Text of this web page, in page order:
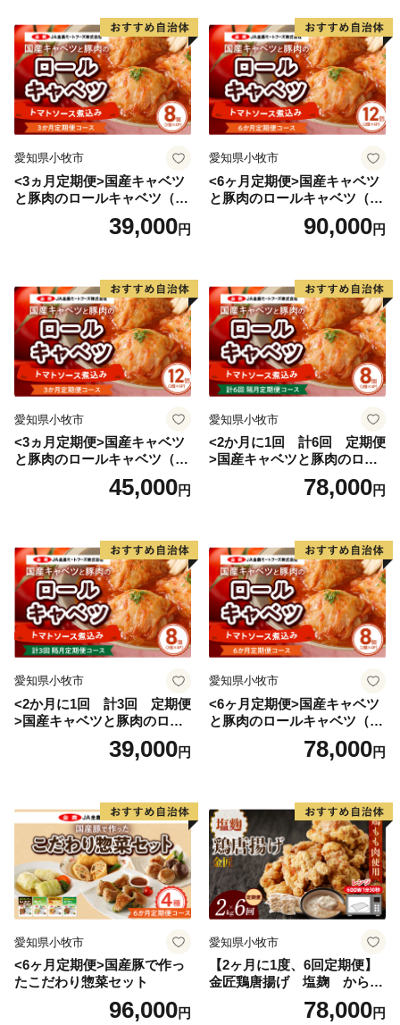
愛知県小牧市
<3ヵ月定期便>国産キャベツ
と豚肉のロールキャベツ（4P
39,000円
愛知県小牧市
<6ヶ月定期便>国産キャベツ
と豚肉のロールキャベツ（6P
90,000円
愛知県小牧市
<3ヵ月定期便>国産キャベツ
と豚肉のロールキャベツ（6P
45,000円
愛知県小牧市
<2か月に1回 計6回 定期便
>国産キャベツと豚肉のロー
ルキャベツ（4P入り）
78,000円
愛知県小牧市
<2か月に1回 計3回 定期便
>国産キャベツと豚肉のロー
ルキャベツ（4P入り）
39,000円
愛知県小牧市
<6ヶ月定期便>国産キャベツ
と豚肉のロールキャベツ（4P
78,000円
愛知県小牧市
<6ヶ月定期便>国産豚で作っ
たこだわり惣菜セット
96,000円
愛知県小牧市
【2ヶ月に1度、6回定期便】
金匠鶏唐揚げ 塩麹 からあ
78,000円